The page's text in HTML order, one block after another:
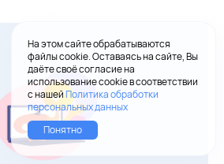
На этом сайте обрабатываются
файлы cookie. Оставаясь на сайте, Вы
даёте своё согласие на
использование cookie в соответствии
с нашейПолитика обработки
персональных данных
Понятно